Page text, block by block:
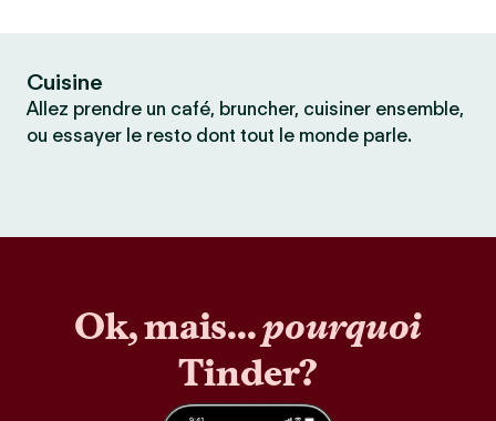
Cuisine
Allez prendre un café, bruncher, cuisiner ensemble,
ou essayer le resto dont tout le monde parle.
Ok, mais...pourquoi
Tinder?